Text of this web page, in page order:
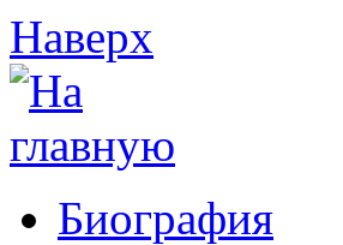
Наверх
Биография